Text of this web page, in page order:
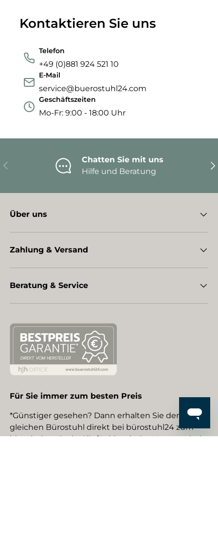
Kontaktieren Sie uns
Telefon
+49 (0)881 924 521 10
E-Mail
service@buerostuhl24.com
Geschäftszeiten
Mo-Fr: 9:00 - 18:00 Uhr
Vorherige
Chatten Sie mit uns
Hilfe und Beratung
Über uns
Zahlung & Versand
Beratung & Service
Für Sie immer zum besten Preis
*Günstiger gesehen? Dann erhalten Sie den
gleichen Bürostuhl direkt bei bürostuhl24 zum
identischen Preis. Gilt für identische Neuware bei